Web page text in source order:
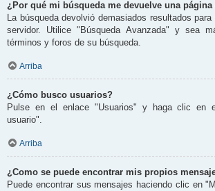
¿Por qué mi búsqueda me devuelve una
La búsqueda devolvió demasiados resultados
servidor. Utilice "Búsqueda Avanzada" y sea
términos y foros de su búsqueda.
Arriba
¿Cómo busco usuarios?
Pulse en el enlace "Usuarios" y haga clic en
usuario".
Arriba
¿Como se puede encontrar mis propios
Puede encontrar sus mensajes haciendo clic en